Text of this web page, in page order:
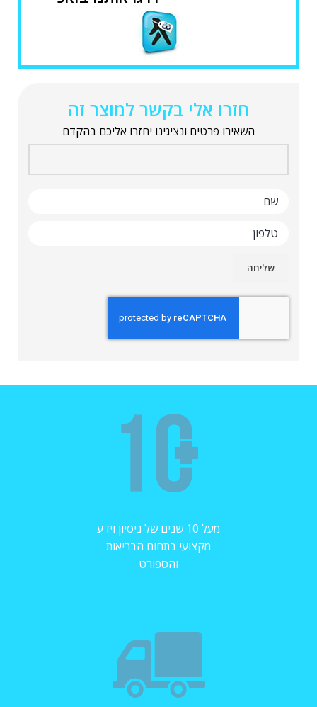
חזרו אלי בקשר למוצר זה
השאירו פרטים ונציגינו יחזרו אליכם בהקדם
מעל 10 שנים של ניסיון וידע
מקצועי בתחום הבריאות
והספורט